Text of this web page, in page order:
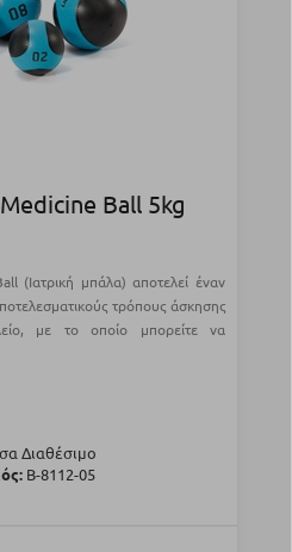
Ball 5kg
(Ιατρική μπάλα) αποτελεί έναν
τρόπους άσκησης
με το οποίο μπορείτε να
Διαθέσιμο
Β-8112-05